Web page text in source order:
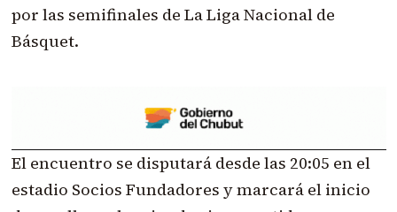
por las semifinales de La Liga Nacional de
Básquet.
El encuentro se disputará desde las 20:05 en el
estadio Socios Fundadores y marcará el inicio